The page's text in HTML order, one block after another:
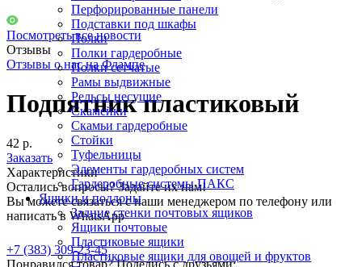
Перфорированные панели
Подставки под шкафы
Полки
Полки гардеробные
Полки сетчатые
Рамы выдвижные
Рельсы несущие
Скамейки
Скамьи гардеробные
Стойки
Туфельницы
Элементы гардеробных систем
Гардеробные системы ПАКС
Ящики и поддоны
Задние стенки почтовых ящиков
Ящики почтовые
Пластиковые ящики
Пластиковые ящики для овощей и фруктов
Посмотреть все новости
Отзывы
Отзывы о нас на Флампе
Подпятник пластиковый
42 р.
Заказать
Характеристики
Остались вопросы? Задайте их нам!
Вы можете связаться с наши менеджером по телефону или
написать в WhatsApp
+7 (383) 309-23-45
Понравился товар? Поделись с друзьями: